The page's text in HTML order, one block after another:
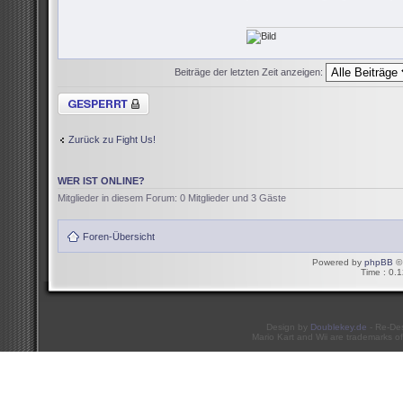
Beiträge der letzten Zeit anzeigen:
Thema gesperrt
Zurück zu Fight Us!
WER IST ONLINE?
Mitglieder in diesem Forum: 0 Mitglieder und 3 Gäste
Foren-Übersicht
Powered by phpBB ©
Time :
Design by Doublekey.de - Re-
Mario Kart and Wii are trademarks